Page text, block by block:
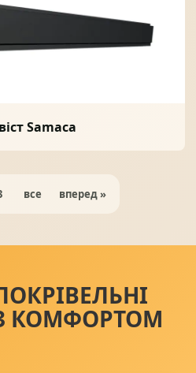
Samaca
все вперед »
КОМФОРТОМ